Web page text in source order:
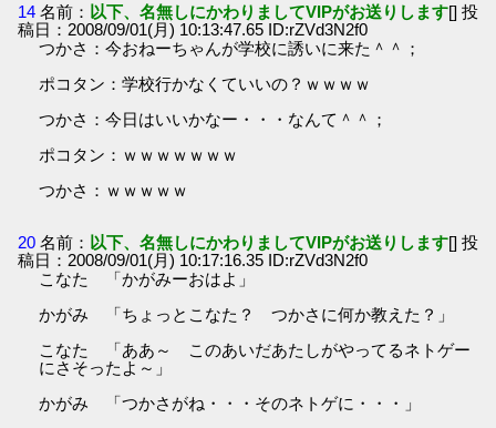
14 名前： 以下、名無しにかわりましてVIPがお送りします[] 投
稿日：2008/09/01(月) 10:13:47.65 ID:rZVd3N2f0
つかさ：今おねーちゃんが学校に誘いに来た＾＾；
ポコタン：学校行かなくていいの？ｗｗｗｗ
つかさ：今日はいいかなー・・・なんて＾＾；
ポコタン：ｗｗｗｗｗｗｗ
つかさ：ｗｗｗｗｗ
20 名前： 以下、名無しにかわりましてVIPがお送りします[] 投
稿日：2008/09/01(月) 10:17:16.35 ID:rZVd3N2f0
こなた 「かがみーおはよ」
かがみ 「ちょっとこなた？ つかさに何か教えた？」
こなた 「ああ～ このあいだあたしがやってるネトゲー
にさそったよ～」
かがみ 「つかさがね・・・そのネトゲに・・・」